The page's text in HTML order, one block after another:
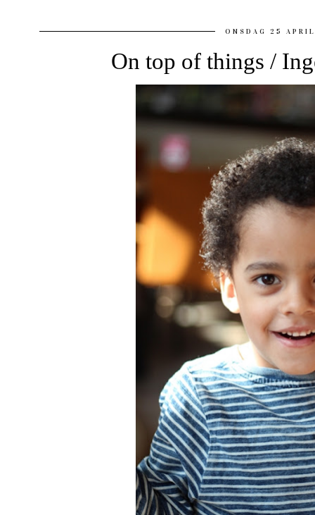
ONSDAG 25
On top of things /